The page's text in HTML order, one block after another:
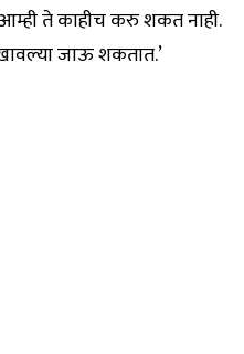
ते काहीच करु शकत नाही.
जाऊ शकतात.’